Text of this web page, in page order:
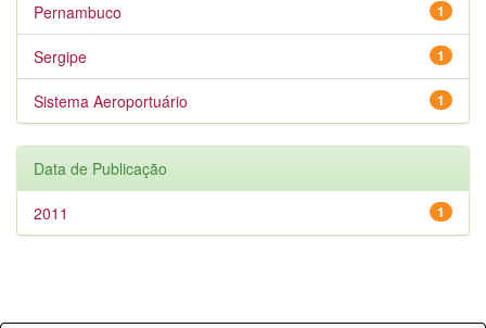
1
Pernambuco
1
Sergipe
1
Sistema Aeroportuário
Data de Publicação
1
2011